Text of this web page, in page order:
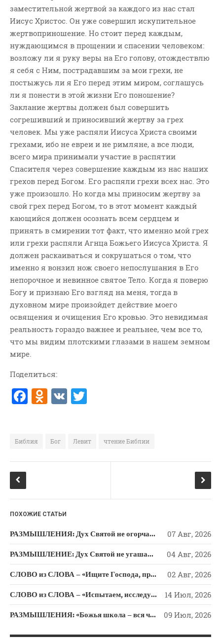
заместительной жертвой за каждого из нас стал
Иисус Христос. Он уже совершил искупительное
жертвоприношение. Но стоит перед каждым,
нуждающимся в прощении и спасении человеком:
возложу ли я руку веры на Его голову, отождествлю
я себя с Ним, пострадавшим за мои грехи, не
постыжусь ли я Его перед этим миром, соглашусь
ли я понести в этой жизни Его поношение?
Заклание жертвы должен был совершить
согрешивший и приносивший жертву за грех
человек. Мы уже распяли Иисуса Христа своими
грехами, ибо не евреи и не римляне, а все люди,
всего мира принимали участие в распятии
Спасителя через совершение каждым из нас наших
грехов перед Богом. Его распяли грехи всех нас. Это
уже произошло. Но когда мы приносим жертву за
свой грех перед Богом, то в этот момент каждый
кающийся должен осознать всем сердцем и
принять в смирении тот факт, что именно мой грех
или грехи распяли Агнца Божьего Иисуса Христа. Я
должен раскаиваться и сокрушаться о том, что
именно я вонзил нож своего непослушания в Его
непорочное и невинное святое Тело. Когда я поверю
Богу и признаю Его взгляд на меня, тогда в
духовном мире произойдет действие моего
освящения и очищения Его кровью. Это невидимая
реальность гораздо важнее и реальнее, чем все то,
что мы видим плотскими глазами в нашем земном
мире.
Поделиться:
F
e
b
k
O
o
kl
ni
ki
V
te
r
Библия Бог Левит чтение Библии
ПОХОЖИЕ СТАТЬИ
РАЗМЫШЛЕНИЯ: Дух Святой не огорчайте и не оскорбляйте! 07 Авг, 2026
РАЗМЫШЛЕНИЕ: Дух Святой не угашайте! 04 Авг, 2026
СЛОВО из СЛОВА – «Ищите Господа, призывайте Его» (Исаии 55) 02 Авг, 2026
СЛОВО из СЛОВА – «Испытаем, исследуем пути свои и обратимся к Господу» 14 Июл, 2026
РАЗМЫШЛЕНИЯ: «Божья школа – вся человеческая жизнь» 09 Июл, 2026